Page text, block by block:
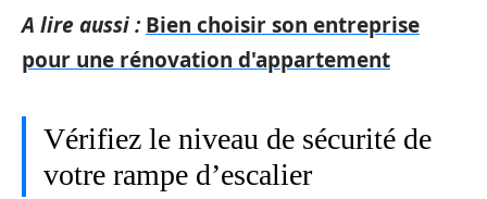
A lire aussi : Bien choisir son entreprise
pour une rénovation d'appartement
Vérifiez le niveau de sécurité de
votre rampe d’escalier